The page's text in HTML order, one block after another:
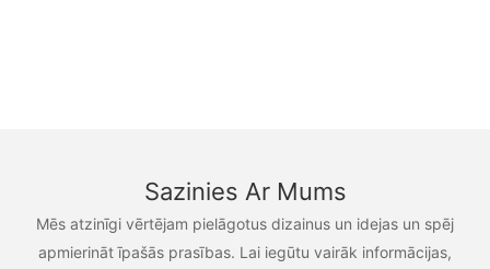
Sazinies Ar Mums
Mēs atzinīgi vērtējam pielāgotus dizainus un idejas un spēj
apmierināt īpašās prasības. Lai iegūtu vairāk informācijas,